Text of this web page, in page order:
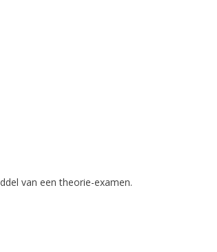
van een theorie-examen.